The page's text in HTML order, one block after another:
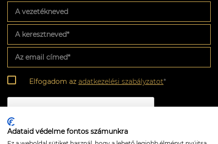
vezetékneved
keresztneved*
email
címed*
Adatkezelési
szabályzat*
Elfogadom az adatkezelési szabályzatot*
CAPTCHA
Adataid védelme fontos számunkra